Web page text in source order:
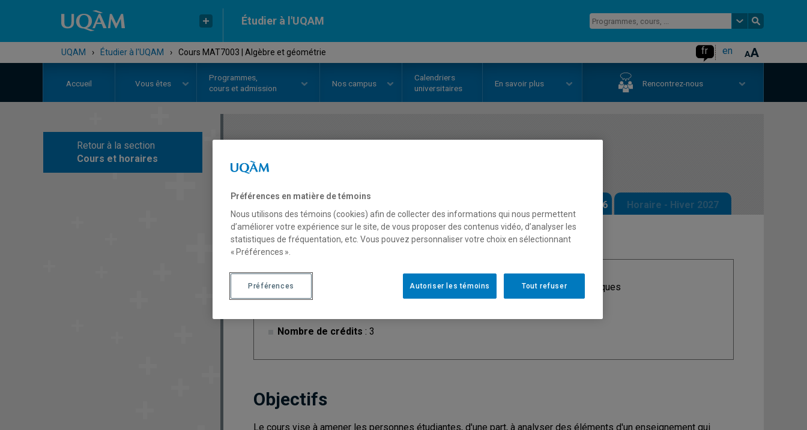
Étudier à l'UQAM
UQAM › Étudier à l'UQAM › Cours MAT7003 | Algèbre et géométrie fr en
Accueil Vous êtes
Programmes,
cours et admission
Nos campus
Calendriers
universitaires
En savoir plus Rencontrez-nous
Retour à la section
Cours et horaires
COURS
Horaire - Automne 2026 Horaire - Hiver 2027
Cycle
Nombre de crédits : 3
Discipline: Mathématiques
Objectifs
Le cours vise à amener les personnes étudiantes, d'une part, à analyser des éléments d'un enseignement qui
Préférences en matière de témoins
Nous utilisons des témoins (cookies) afin de collecter des informations qui nous permettent
d’améliorer votre expérience sur le site, de vous proposer des contenus vidéo, d’analyser les
statistiques de fréquentation, etc. Vous pouvez personnaliser votre choix en sélectionnant
« Préférences ».
Tout refuser
Autoriser les témoins
Préférences